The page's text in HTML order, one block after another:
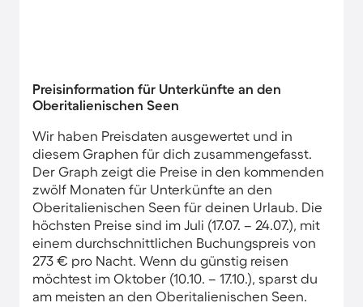
Preisinformation für Unterkünfte an den
Oberitalienischen Seen
Wir haben Preisdaten ausgewertet und in
diesem Graphen für dich zusammengefasst.
Der Graph zeigt die Preise in den kommenden
zwölf Monaten für Unterkünfte an den
Oberitalienischen Seen für deinen Urlaub. Die
höchsten Preise sind im Juli (17.07. – 24.07.), mit
einem durchschnittlichen Buchungspreis von
273 € pro Nacht. Wenn du günstig reisen
möchtest im Oktober (10.10. – 17.10.), sparst du
am meisten an den Oberitalienischen Seen.